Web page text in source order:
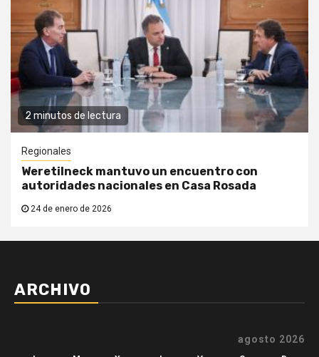
2 minutos de lectura
Regionales
Weretilneck mantuvo un encuentro con
autoridades nacionales en Casa Rosada
24 de enero de 2026
ARCHIVO
agosto 2026